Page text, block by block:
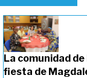
La comunidad
fiesta de